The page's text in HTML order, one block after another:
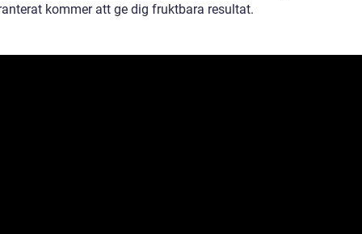
kommer att ge dig fruktbara resultat.